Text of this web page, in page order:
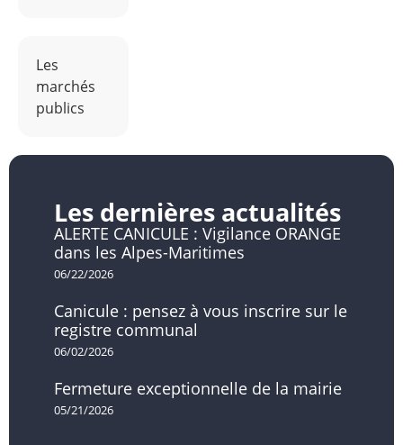
Les
marchés
publics
Les dernières actualités
ALERTE CANICULE : Vigilance ORANGE
dans les Alpes-Maritimes
06/22/2026
Canicule : pensez à vous inscrire sur le
registre communal
06/02/2026
Fermeture exceptionnelle de la mairie
05/21/2026